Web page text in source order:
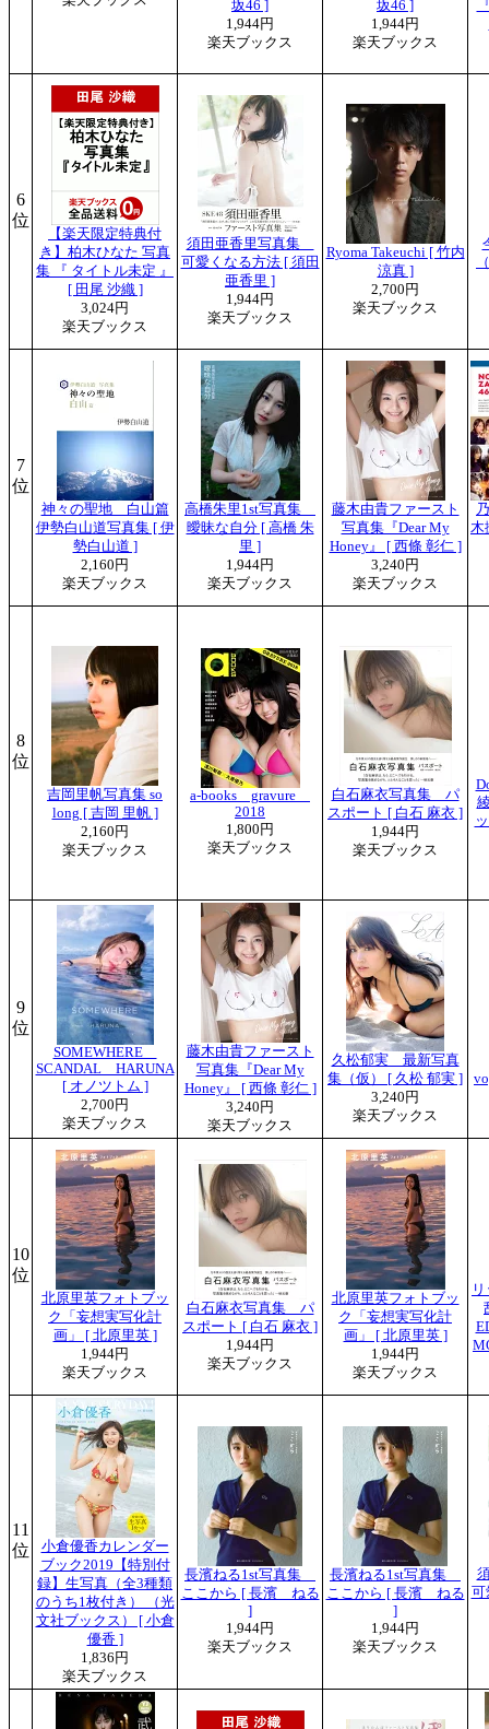
坂46 ]
1,944円
楽天ブックス
坂46 ]
1,944円
楽天ブックス
6
位
【楽天限定特典付
き】柏木ひなた 写真
集 『 タイトル未定 』
[ 田尾 沙織 ]
3,024円
楽天ブックス
須田亜香里写真集
可愛くなる方法 [ 須田
亜香里 ]
1,944円
楽天ブックス
Ryoma Takeuchi [ 竹内
涼真 ]
2,700円
楽天ブックス
7
位
神々の聖地 白山篇
伊勢白山道写真集 [ 伊
勢白山道 ]
2,160円
楽天ブックス
高橋朱里1st写真集
曖昧な自分 [ 高橋 朱
里 ]
1,944円
楽天ブックス
藤木由貴ファースト
写真集『Dear My
Honey』 [ 西條 彰仁 ]
3,240円
楽天ブックス
木
8
位
吉岡里帆写真集 so
long [ 吉岡 里帆 ]
2,160円
楽天ブックス
a-books gravure
2018
1,800円
楽天ブックス
白石麻衣写真集 パ
スポート [ 白石 麻衣 ]
1,944円
楽天ブックス
9
位
SOMEWHERE
SCANDAL HARUNA
[ オノツトム ]
2,700円
楽天ブックス
藤木由貴ファースト
写真集『Dear My
Honey』 [ 西條 彰仁 ]
3,240円
楽天ブックス
久松郁実 最新写真
集（仮） [ 久松 郁実 ]
3,240円
楽天ブックス
10
位
北原里英フォトブッ
ク「妄想実写化計
画」 [ 北原里英 ]
1,944円
楽天ブックス
白石麻衣写真集 パ
スポート [ 白石 麻衣 ]
1,944円
楽天ブックス
北原里英フォトブッ
ク「妄想実写化計
画」 [ 北原里英 ]
1,944円
楽天ブックス
11
位
小倉優香カレンダー
ブック2019【特別付
録】生写真（全3種類
のうち1枚付き） （光
文社ブックス） [ 小倉
優香 ]
1,836円
楽天ブックス
長濱ねる1st写真集
ここから [ 長濱 ねる
]
1,944円
楽天ブックス
長濱ねる1st写真集
ここから [ 長濱 ねる
]
1,944円
楽天ブックス
可